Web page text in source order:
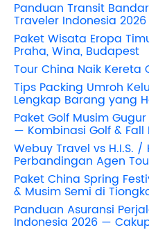
Panduan Transit
Traveler Indonesia 2026
Paket Wisata Eropa
Praha, Wina, Budapest
Tour China Naik
Tips Packing Umroh
Lengkap Barang yang
Paket Golf Musim
— Kombinasi Golf & Fall
Webuy Travel vs H.I.S.
Perbandingan Agen
Paket China Spring
& Musim Semi di
Panduan Asuransi
Indonesia 2026 —